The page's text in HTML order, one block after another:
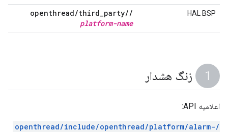
HAL BSP
/
openthread/third party/
platform-name
زنگ هشدار
اعلامیه API:
/openthread/include/openthread/platform/alarm-